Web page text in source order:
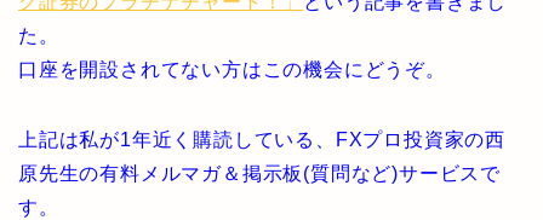
た。
口座を開設されてない方はこの機会にどうぞ。
上記は私が1年近く購読している、FXプロ投資家の西
原先生の有料メルマガ＆掲示板(質問など)サービスで
す。